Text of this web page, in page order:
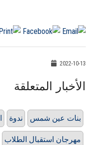
2022-10-13
الأخبار المتعلقة
ندوة بنات عين شمس
مهرجان استقبال الطلاب